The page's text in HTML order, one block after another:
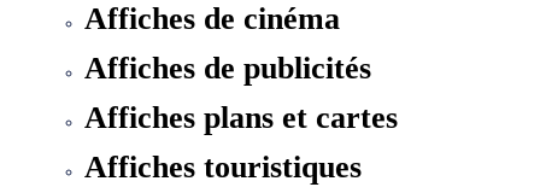
Affiches de cinéma
Affiches de publicités
Affiches plans et cartes
Affiches touristiques